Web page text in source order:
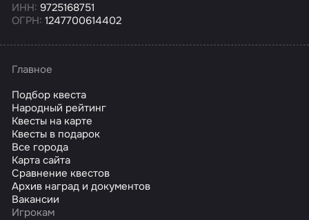
ИНН: 9725168751
ОГРН: 1247700614402
Главное
Подбор квеста
Народный рейтинг
Квесты на карте
Квесты в подарок
Все города
Карта сайта
Сравнение квестов
Архив наград и документов
Вакансии
Игрокам